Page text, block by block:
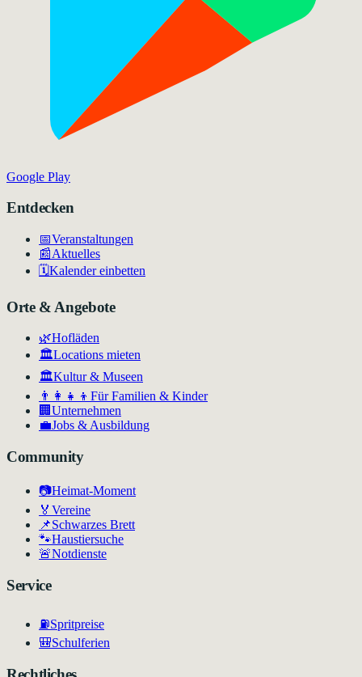
Google Play
Entdecken
📅Veranstaltungen
📰Aktuelles
🗓️Kalender einbetten
Orte & Angebote
🌿Hofläden
🏛️Locations mieten
🏛Kultur & Museen
👨‍👩‍👧‍👦 Für Familien & Kinder
🏢 Unternehmen
💼Jobs & Ausbildung
Community
📷Heimat-Moment
🏅 Vereine
📌Schwarzes Brett
🐾Haustiersuche
🚨Notdienste
Service
⛽Spritpreise
🎒Schulferien